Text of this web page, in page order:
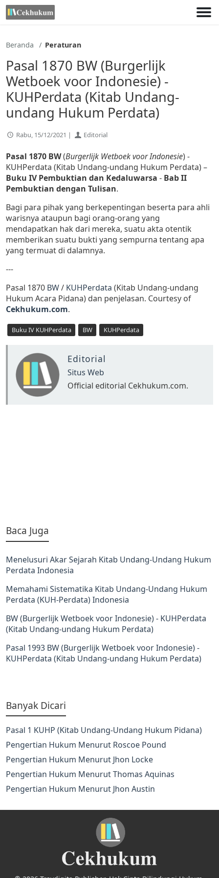
Lewati
ke
Beranda Peraturan
Pasal 1870 BW (Burgerlijk
Wetboek voor Indonesie) -
KUHPerdata (Kitab Undang-
undang Hukum Perdata)
Rabu, 15/12/2021 | Editorial
Pasal 1870 BW(Burgerlijk Wetboek voor Indonesie) -
KUHPerdata (Kitab Undang-undang Hukum Perdata) –
Buku IV Pembuktian dan Kedaluwarsa - Bab II
Pembuktian dengan Tulisan.
Bagi para pihak yang berkepentingan beserta para ahli
warisnya ataupun bagi orang-orang yang
mendapatkan hak dari mereka, suatu akta otentik
memberikan suatu bukti yang sempurna tentang apa
yang termuat di dalamnya.
---
Pasal 1870 BW/ KUHPerdata (Kitab Undang-undang
Hukum Acara Pidana) dan penjelasan. Courtesy of
Cekhukum.com.
Buku IV KUHPerdata BW KUHPerdata
Editorial
Situs Web
Official editorial Cekhukum.com.
Baca Juga
Menelusuri Akar Sejarah Kitab Undang-Undang Hukum
Perdata Indonesia
Memahami Sistematika Kitab Undang-Undang Hukum
Perdata (KUH-Perdata) Indonesia
BW (Burgerlijk Wetboek voor Indonesie) - KUHPerdata
(Kitab Undang-undang Hukum Perdata)
Pasal 1993 BW (Burgerlijk Wetboek voor Indonesie) -
KUHPerdata (Kitab Undang-undang Hukum Perdata)
Banyak Dicari
Pasal 1 KUHP (Kitab Undang-Undang Hukum Pidana)
Pengertian Hukum Menurut Roscoe Pound
Pengertian Hukum Menurut Jhon Locke
Pengertian Hukum Menurut Thomas Aquinas
Pengertian Hukum Menurut Jhon Austin